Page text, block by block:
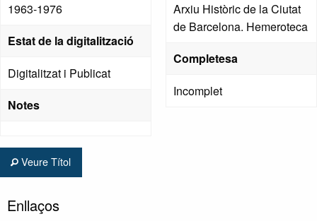
1963-1976
Estat de la digitalització
Digitalitzat i Publicat
Notes
Arxiu Històric de la Ciutat
de Barcelona. Hemeroteca
Completesa
Incomplet
Veure Títol
Enllaços